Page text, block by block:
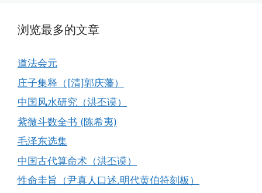
浏览最多的文章
道法会元
庄子集释（[清]郭庆藩）
中国风水研究（洪丕谟）
紫微斗数全书 (陈希夷)
毛泽东选集
中国古代算命术（洪丕谟）
性命圭旨（尹真人口述.明代黄伯符刻板）